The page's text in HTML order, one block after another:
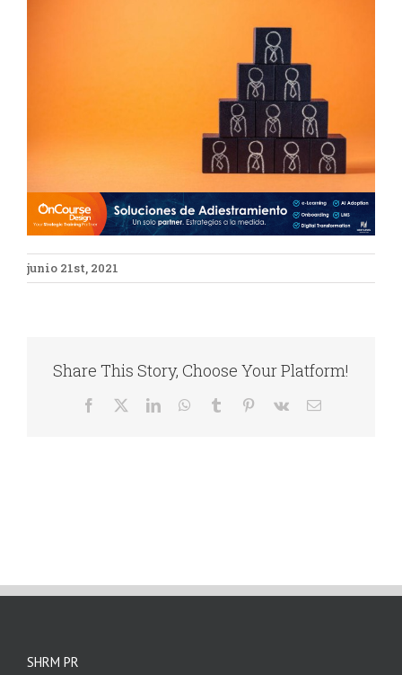
junio 21st, 2021
Share This Story, Choose Your Platform!
Facebook LinkedInWhatsApp
Tumblr Pinterest
Vk
Correo
SHRM PR